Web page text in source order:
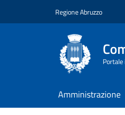
Regione Abruzzo
Amministrazione